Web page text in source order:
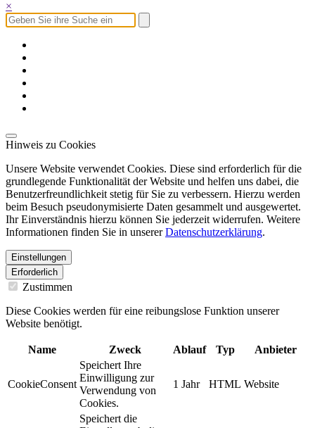
×
Hinweis zu Cookies
Unsere Website verwendet Cookies. Diese sind erforderlich für die
grundlegende Funktionalität der Website und helfen uns dabei, die
Benutzerfreundlichkeit stetig für Sie zu verbessern. Hierzu werden
beim Besuch pseudonymisierte Daten gesammelt und ausgewertet.
Ihr Einverständnis hierzu können Sie jederzeit widerrufen. Weitere
Informationen finden Sie in unsererDatenschutzerklärung.
Einstellungen
Erforderlich
Zustimmen
Diese Cookies werden für eine reibungslose Funktion unserer
Website benötigt.
Name Zweck Ablauf Typ Anbieter
CookieConsent
Speichert Ihre
Einwilligung zur
Verwendung von
Cookies.
1 Jahr HTML Website
Speichert die